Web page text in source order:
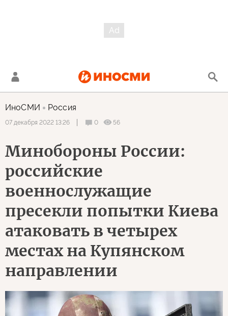
ИноСМИ Россия
07 декабря 2022 13:26 0 56
Минобороны России:
российские
военнослужащие
пресекли попытки Киева
атаковать в четырех
местах на Купянском
направлении